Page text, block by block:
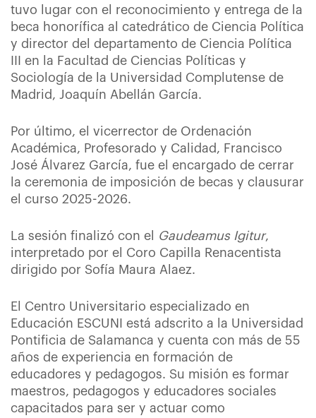
tuvo lugar con el reconocimiento y entrega de la
beca honorífica al catedrático de Ciencia Política
y director del departamento de Ciencia Política
III en la Facultad de Ciencias Políticas y
Sociología de la Universidad Complutense de
Madrid, Joaquín Abellán García.
Por último, el vicerrector de Ordenación
Académica, Profesorado y Calidad, Francisco
José Álvarez García, fue el encargado de cerrar
la ceremonia de imposición de becas y clausurar
el curso 2025-2026.
La sesión finalizó con el Gaudeamus Igitur,
interpretado por el Coro Capilla Renacentista
dirigido por Sofía Maura Alaez.
El Centro Universitario especializado en
Educación ESCUNI está adscrito a la Universidad
Pontificia de Salamanca y cuenta con más de 55
años de experiencia en formación de
educadores y pedagogos. Su misión es formar
maestros, pedagogos y educadores sociales
capacitados para ser y actuar como